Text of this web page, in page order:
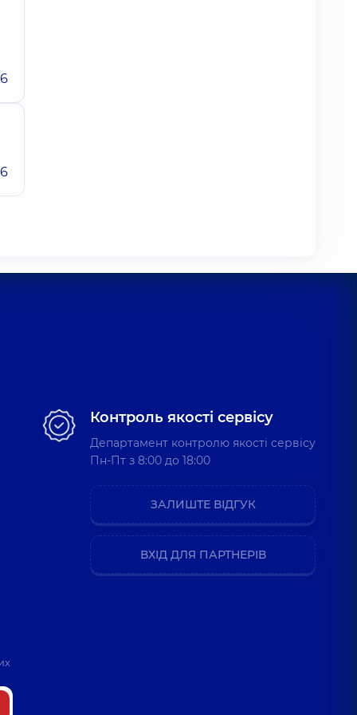
Контроль якості сервісу
Департамент контролю якості сервісу
Пн-Пт з 8:00 до 18:00
ЗАЛИШТЕ ВІДГУК
ВХІД ДЛЯ ПАРТНЕРІВ